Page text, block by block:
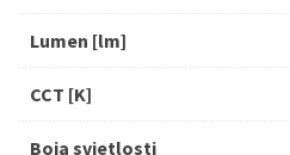
Lumen [lm]
CCT [K]
Boja svjetlosti